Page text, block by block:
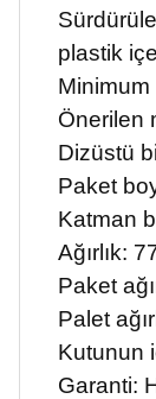
plastik
Önerilen
Dizüstü
Paket
Katman
Ağırlık:
Paket
Palet
Kutunun
Garanti: